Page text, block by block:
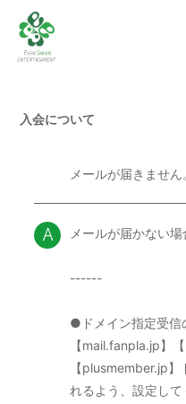
SCHEDULE
VIDEO
RECRUIT
会員登録 ログイ
入会について
メールが届きません
A メールが届かない
------
●ドメイン指定受信
【mail.fanpla.jp】
【plusmember.jp
れるよう、設定して